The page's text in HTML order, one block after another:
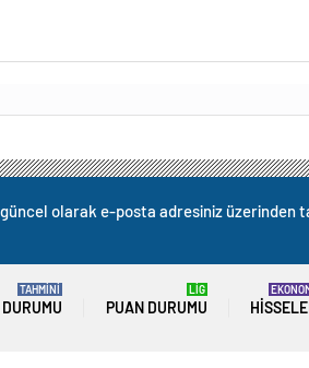
olarak e-posta adresiniz üzerinden
TAHMİNİ
PUAN DURUMU
LİG